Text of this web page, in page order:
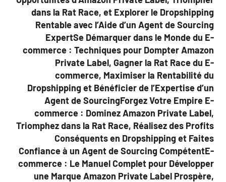
dans la Rat Race, et Explorer le Dropshipping
Rentable avec l’Aide d’un Agent de Sourcing
ExpertSe Démarquer dans le Monde du E-
commerce : Techniques pour Dompter Amazon
Private Label, Gagner la Rat Race du E-
commerce, Maximiser la Rentabilité du
Dropshipping et Bénéficier de l’Expertise d’un
Agent de SourcingForgez Votre Empire E-
commerce : Dominez Amazon Private Label,
Triomphez dans la Rat Race, Réalisez des Profits
Conséquents en Dropshipping et Faites
Confiance à un Agent de Sourcing CompétentE-
commerce : Le Manuel Complet pour Développer
une Marque Amazon Private Label Prospère,